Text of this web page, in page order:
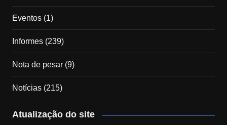
Eventos(1)
Informes(239)
Nota de pesar(9)
Notícias(215)
Atualização do site